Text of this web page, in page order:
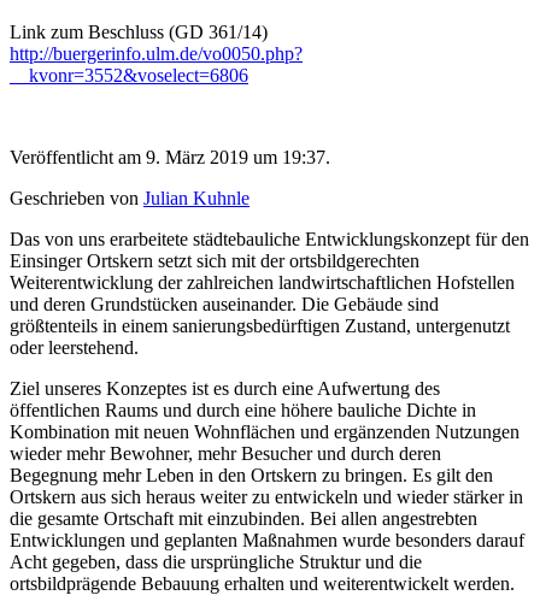
Link zum Beschluss (GD 361/14)
http://buergerinfo.ulm.de/vo0050.php?
__kvonr=3552&voselect=6806
Veröffentlicht am 9. März 2019 um 19:37.
Geschrieben von Julian Kuhnle
Das von uns erarbeitete städtebauliche Entwicklungskonzept für den
Einsinger Ortskern setzt sich mit der ortsbildgerechten
Weiterentwicklung der zahlreichen landwirtschaftlichen Hofstellen
und deren Grundstücken auseinander. Die Gebäude sind
größtenteils in einem sanierungsbedürftigen Zustand, untergenutzt
oder leerstehend.
Ziel unseres Konzeptes ist es durch eine Aufwertung des
öffentlichen Raums und durch eine höhere bauliche Dichte in
Kombination mit neuen Wohnflächen und ergänzenden Nutzungen
wieder mehr Bewohner, mehr Besucher und durch deren
Begegnung mehr Leben in den Ortskern zu bringen. Es gilt den
Ortskern aus sich heraus weiter zu entwickeln und wieder stärker in
die gesamte Ortschaft mit einzubinden. Bei allen angestrebten
Entwicklungen und geplanten Maßnahmen wurde besonders darauf
Acht gegeben, dass die ursprüngliche Struktur und die
ortsbildprägende Bebauung erhalten und weiterentwickelt werden.